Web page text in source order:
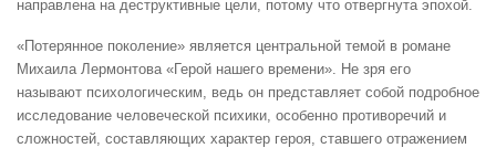
направлена на деструктивные цели, потому что отвергнута эпохой.
«Потерянное поколение» является центральной темой в романе
Михаила Лермонтова «Герой нашего времени». Не зря его
называют психологическим, ведь он представляет собой подробное
исследование человеческой психики, особенно противоречий и
сложностей, составляющих характер героя, ставшего отражением